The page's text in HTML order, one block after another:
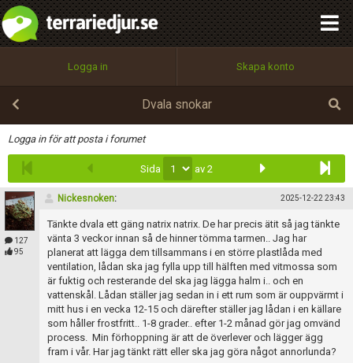
Logga in Skapa konto
Dvala snokar
Logga in för att posta i forumet
Sida av 2
127
95
Nickesnoken: 2025-12-22 23:43
Tänkte dvala ett gäng natrix natrix. De har precis ätit så jag tänkte
vänta 3 veckor innan så de hinner tömma tarmen.. Jag har
planerat att lägga dem tillsammans i en större plastlåda med
ventilation, lådan ska jag fylla upp till hälften med vitmossa som
är fuktig och resterande del ska jag lägga halm i.. och en
vattenskål. Lådan ställer jag sedan in i ett rum som är ouppvärmt i
mitt hus i en vecka 12-15 och därefter ställer jag lådan i en källare
som håller frostfritt.. 1-8 grader.. efter 1-2 månad gör jag omvänd
process. Min förhoppning är att de överlever och lägger ägg
fram i vår. Har jag tänkt rätt eller ska jag göra något annorlunda?
Infoga
Utför
100%
OK
integritetspolicy
Namn:
Epost:
Användarnamn:
Lösenord:
Privacy Policy
Terms of Service
Skapa konto
Begär nytt lösenord
Tillbaka till förstasidan